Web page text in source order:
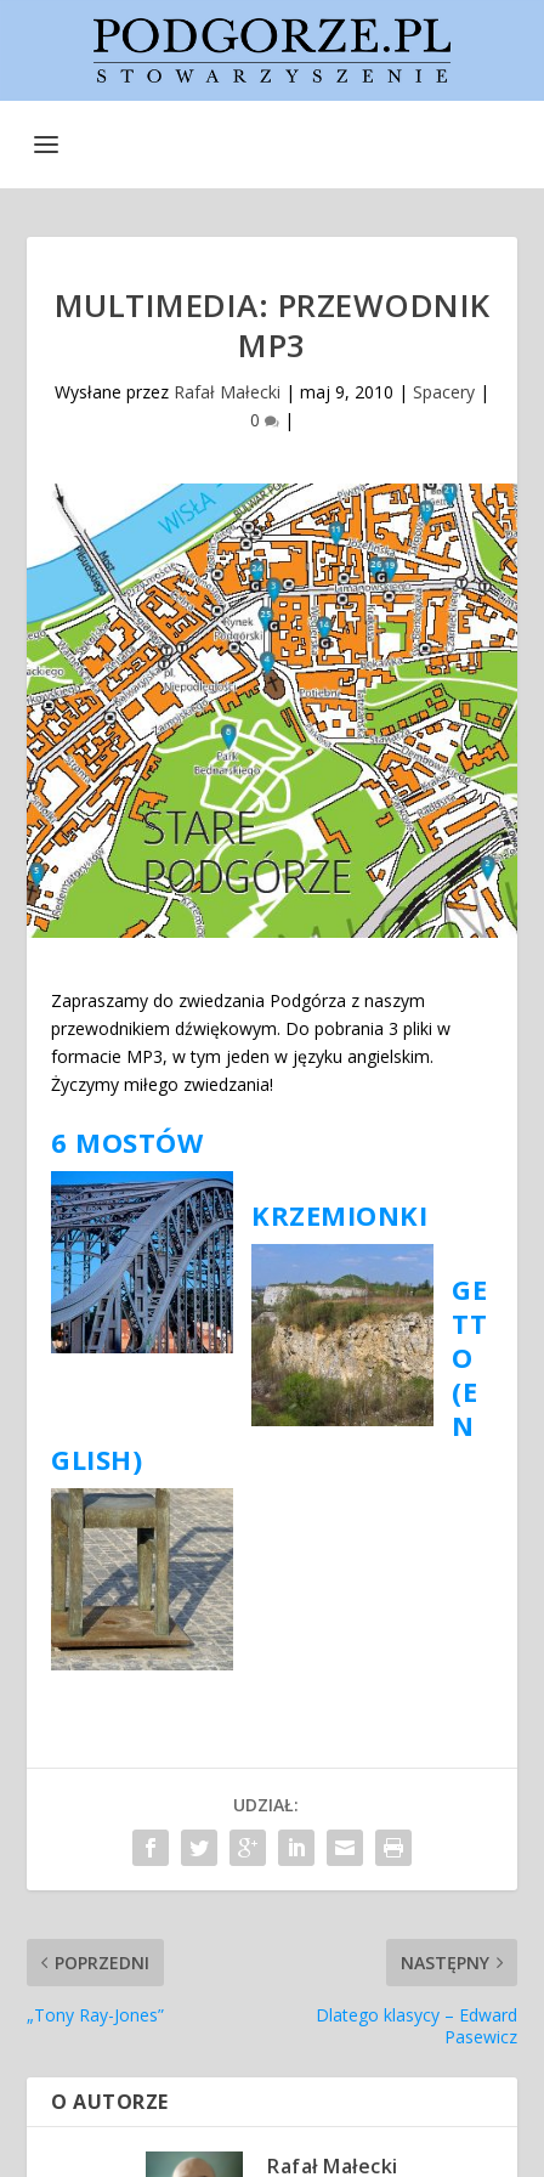
MULTIMEDIA: PRZEWODNIK
MP3
Wysłane przez Rafał Małecki | maj 9, 2010 | Spacery |
0
|
Zapraszamy do zwiedzania Podgórza z naszym
przewodnikiem dźwiękowym. Do pobrania 3 pliki w
formacie MP3, w tym jeden w języku angielskim.
Życzymy miłego zwiedzania!
6 MOSTÓW
KRZEMIONKI
GE
TT
O
(E
N
GLISH)
UDZIAŁ:
POPRZEDNI
„Tony Ray-Jones”
NASTĘPNY
Dlatego klasycy – Edward
Pasewicz
O AUTORZE
Rafał Małecki